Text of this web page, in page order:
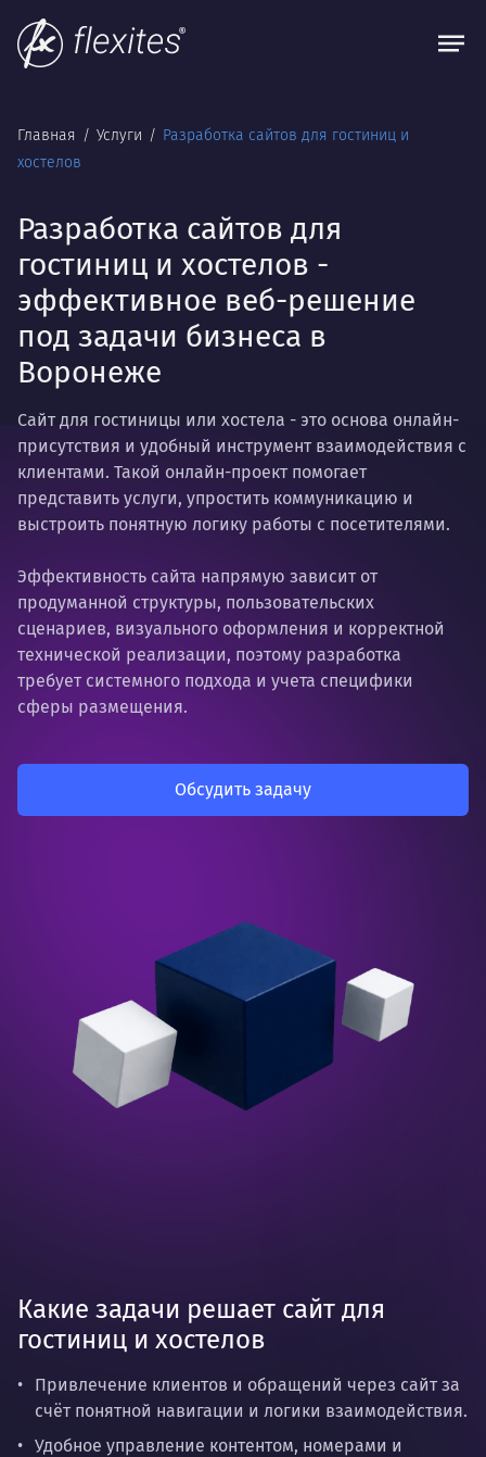
Главная Услуги
Разработка сайтов для гостиниц и
хостелов
Разработка сайтов для
гостиниц и хостелов -
эффективное веб-решение
под задачи бизнеса в
Воронеже
Сайт для гостиницы или хостела - это основа онлайн-
присутствия и удобный инструмент взаимодействия с
клиентами. Такой онлайн-проект помогает
представить услуги, упростить коммуникацию и
выстроить понятную логику работы с посетителями.
Эффективность сайта напрямую зависит от
продуманной структуры, пользовательских
сценариев, визуального оформления и корректной
технической реализации, поэтому разработка
требует системного подхода и учета специфики
сферы размещения.
Обсудить задачу
Какие задачи решает сайт для
гостиниц и хостелов
Привлечение клиентов и обращений через сайт за
счёт понятной навигации и логики взаимодействия.
Удобное управление контентом, номерами и